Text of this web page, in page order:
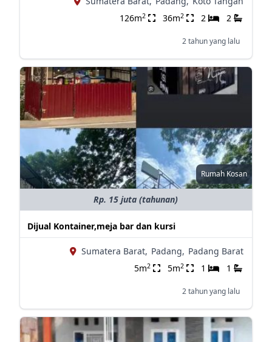
126m2 36m2 2 2
2 tahun yang lalu
Rumah Kosan
Rp. 15 juta (tahunan)
Dijual Kontainer,meja bar dan kursi
Sumatera Barat, Padang, Padang Barat
5m2 5m2 1 1
2 tahun yang lalu